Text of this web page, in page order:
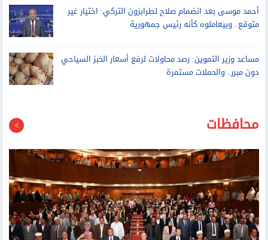
أحمد موسى بعد انضمام صلاح لطرابزون التركي: اختيار غير
متوقع.. وبيعاملوه كأنه رئيس جمهورية
مساعد وزير التموين: رصد محاولات لرفع أسعار الخبز السياحي
دون مبرر.. والحملات مستمرة
محافظات